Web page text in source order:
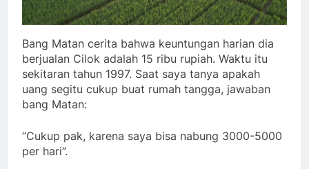
Bang Matan cerita bahwa keuntungan harian dia
berjualan Cilok adalah 15 ribu rupiah. Waktu itu
sekitaran tahun 1997. Saat saya tanya apakah
uang segitu cukup buat rumah tangga, jawaban
bang Matan:
“Cukup pak, karena saya bisa nabung 3000-5000
per hari”.